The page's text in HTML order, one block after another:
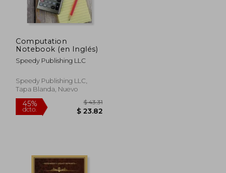
Computation
Notebook (en Inglés)
Speedy Publishing LLC
Speedy Publishing LLC,
Tapa Blanda, Nuevo
45%